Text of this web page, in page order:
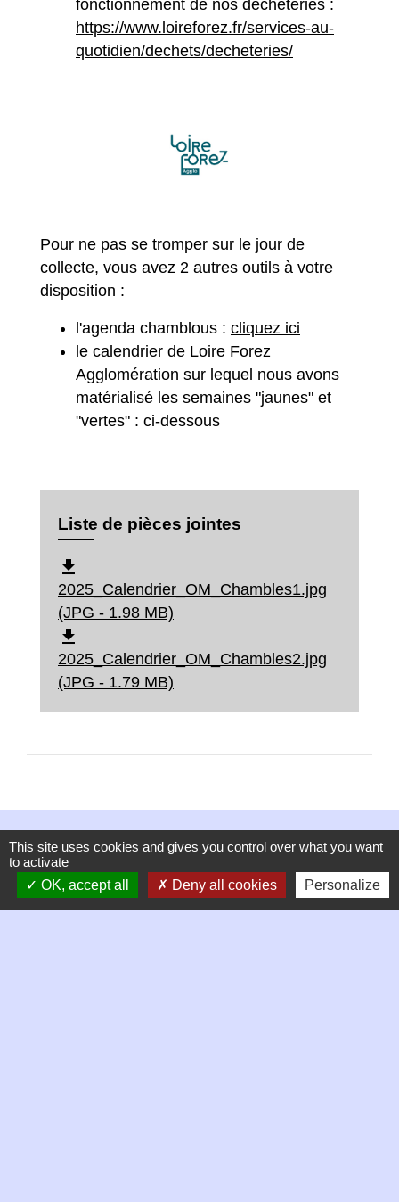
fonctionnement de nos déchèteries :
https://www.loireforez.fr/services-au-
quotidien/dechets/decheteries/
Pour ne pas se tromper sur le jour de
collecte, vous avez 2 autres outils à votre
disposition :
l'agenda chamblous : cliquez ici
le calendrier de Loire Forez
Agglomération sur lequel nous avons
matérialisé les semaines "jaunes" et
"vertes" : ci-dessous
Liste de pièces jointes
file_download
2025_Calendrier_OM_Chambles1.jpg
(JPG - 1.98 MB)
file_download
2025_Calendrier_OM_Chambles2.jpg
(JPG - 1.79 MB)
Contacts
This site uses cookies and gives you control over what you want
to activate
OK, accept all
Deny all cookies Personalize